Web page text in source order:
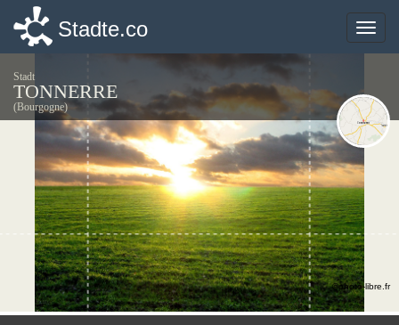
Toggle
Stadte.co
Stadt
TONNERRE
(Bourgogne)
©photo-libre.fr
Toggle
Stadte.co